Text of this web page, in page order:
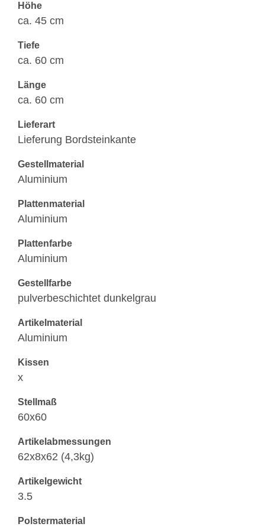
Höhe
ca. 45 cm
Tiefe
ca. 60 cm
Länge
ca. 60 cm
Lieferart
Lieferung Bordsteinkante
Gestellmaterial
Aluminium
Plattenmaterial
Aluminium
Plattenfarbe
Aluminium
Gestellfarbe
pulverbeschichtet dunkelgrau
Artikelmaterial
Aluminium
Kissen
x
Stellmaß
60x60
Artikelabmessungen
62x8x62 (4,3kg)
Artikelgewicht
3.5
Polstermaterial